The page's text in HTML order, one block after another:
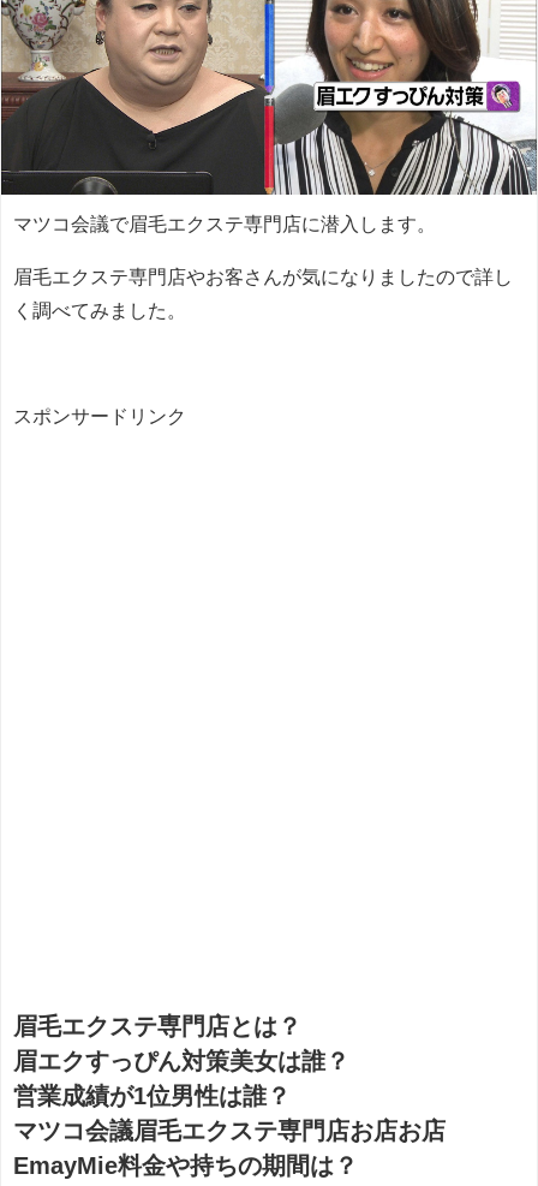
マツコ会議で眉毛エクステ専門店に潜入します。
眉毛エクステ専門店やお客さんが気になりましたので詳し
く調べてみました。
スポンサードリンク
眉毛エクステ専門店とは？
眉エクすっぴん対策美女は誰？
営業成績が1位男性は誰？
マツコ会議眉毛エクステ専門店お店お店
EmayMie料金や持ちの期間は？